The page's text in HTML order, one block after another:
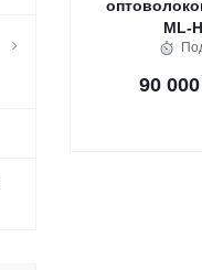
ML-
90